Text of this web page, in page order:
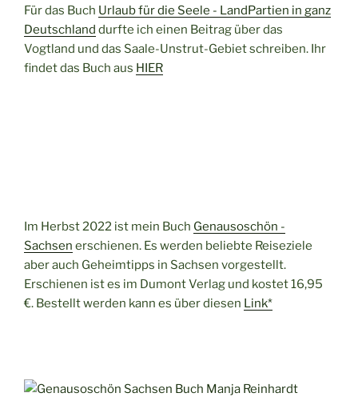
Für das Buch Urlaub für die Seele - LandPartien in ganz
Deutschland durfte ich einen Beitrag über das
Vogtland und das Saale-Unstrut-Gebiet schreiben. Ihr
findet das Buch aus HIER
Im Herbst 2022 ist mein Buch Genausoschön -
Sachsen erschienen. Es werden beliebte Reiseziele
aber auch Geheimtipps in Sachsen vorgestellt.
Erschienen ist es im Dumont Verlag und kostet 16,95
€. Bestellt werden kann es über diesen Link*